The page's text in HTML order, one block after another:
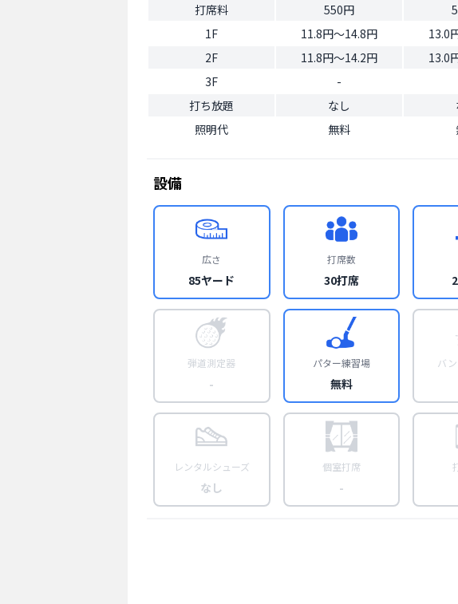
打席料
550円
1F
11.8円〜14.8円
13.0
2F
11.8円〜14.2円
13.0
3F
-
打ち放題
なし
照明代
無料
設備
広さ
85ヤード
打席数
30打席
弾道測定器
-
パター練習場
無料
バ
レンタルシューズ
なし
個室打席
-